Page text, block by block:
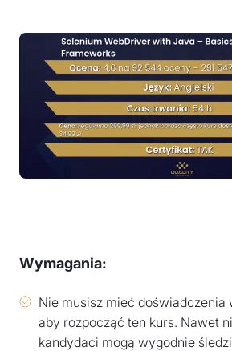
Wymagania:
Nie musisz mieć doświadczenia
aby rozpocząć ten kurs. Nawet
kandydaci mogą wygodnie